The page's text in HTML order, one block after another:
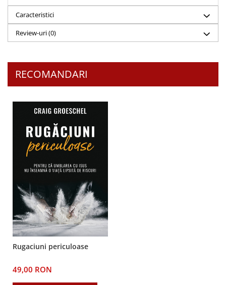
Caracteristici
Review-uri(0)
RECOMANDARI
Rugaciuni periculoase
49,00 RON